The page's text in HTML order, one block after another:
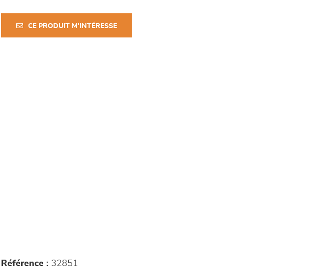
CE PRODUIT M'INTÉRESSE
Référence : 32851